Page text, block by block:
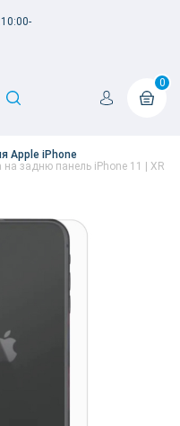
0
Apple iPhone
на задню панель iPhone 11 | XR